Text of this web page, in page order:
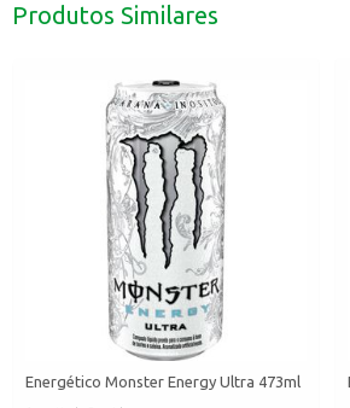
Produtos Similares
Energético Monster Energy Ultra 473ml